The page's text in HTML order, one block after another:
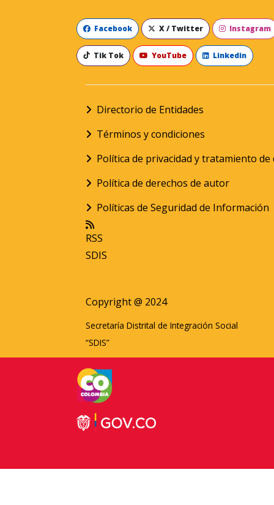
Facebook X / Twitter Instagram
Tik Tok YouTube Linkedin
Directorio de Entidades
Términos y condiciones
Política de privacidad y tratamiento
Política de derechos de autor
Políticas de Seguridad de Información
RSS
SDIS
Copyright @ 2024
Secretaría Distrital de Integración Social
“SDIS”